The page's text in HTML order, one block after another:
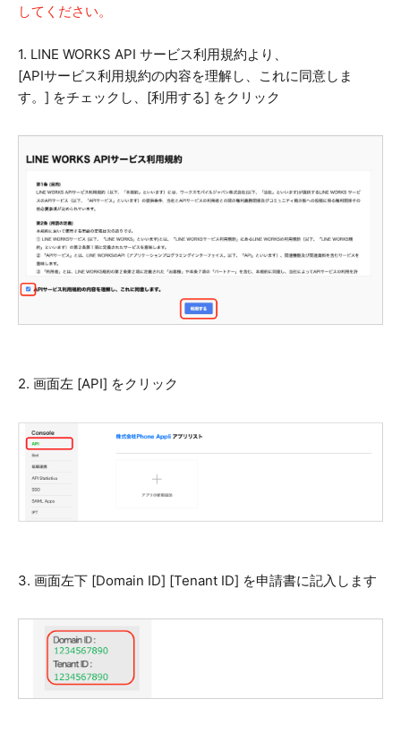
してください。
1. LINE WORKS API サービス利用規約より、
[APIサービス利用規約の内容を理解し、これに同意しま
す。] をチェックし、[利用する] をクリック
2. 画面左 [API] をクリック
3. 画面左下 [Domain ID] [Tenant ID] を申請書に記入します